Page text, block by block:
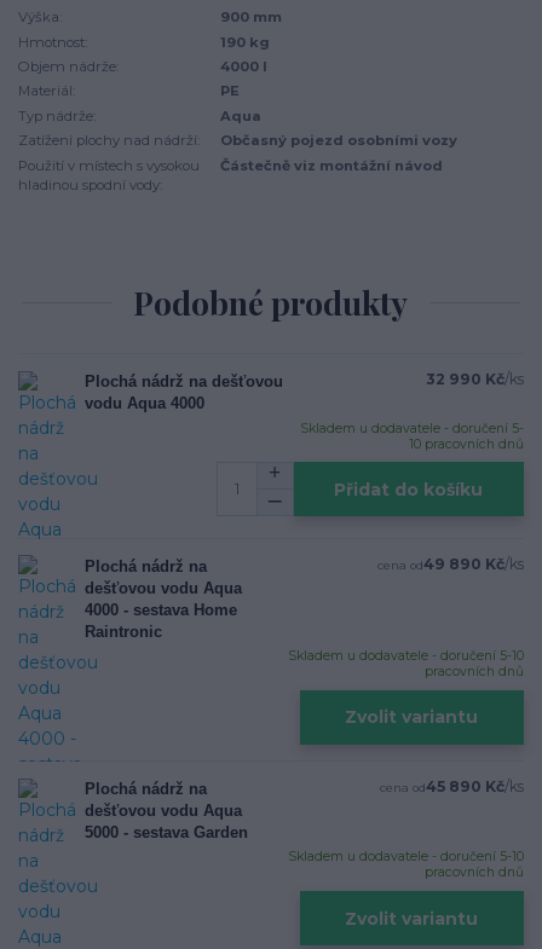
Výška:
900 mm
Hmotnost:
190 kg
Objem nádrže:
4000 l
Materiál:
PE
Typ nádrže:
Aqua
Zatížení plochy nad nádrží:
Občasný pojezd osobními vozy
Použití v místech s vysokou
hladinou spodní vody:
Částečně viz montážní návod
Podobné produkty
Plochá nádrž na dešťovou
vodu Aqua 4000
32 990 Kč/ks
Skladem u dodavatele - doručení 5-
10 pracovních dnů
Přidat do košíku
Plochá nádrž na
dešťovou vodu Aqua
4000 - sestava Home
Raintronic
cena od49 890 Kč/ks
Skladem u dodavatele - doručení 5-10
pracovních dnů
Zvolit variantu
Plochá nádrž na
dešťovou vodu Aqua
5000 - sestava Garden
cena od45 890 Kč/ks
Skladem u dodavatele - doručení 5-10
pracovních dnů
Zvolit variantu